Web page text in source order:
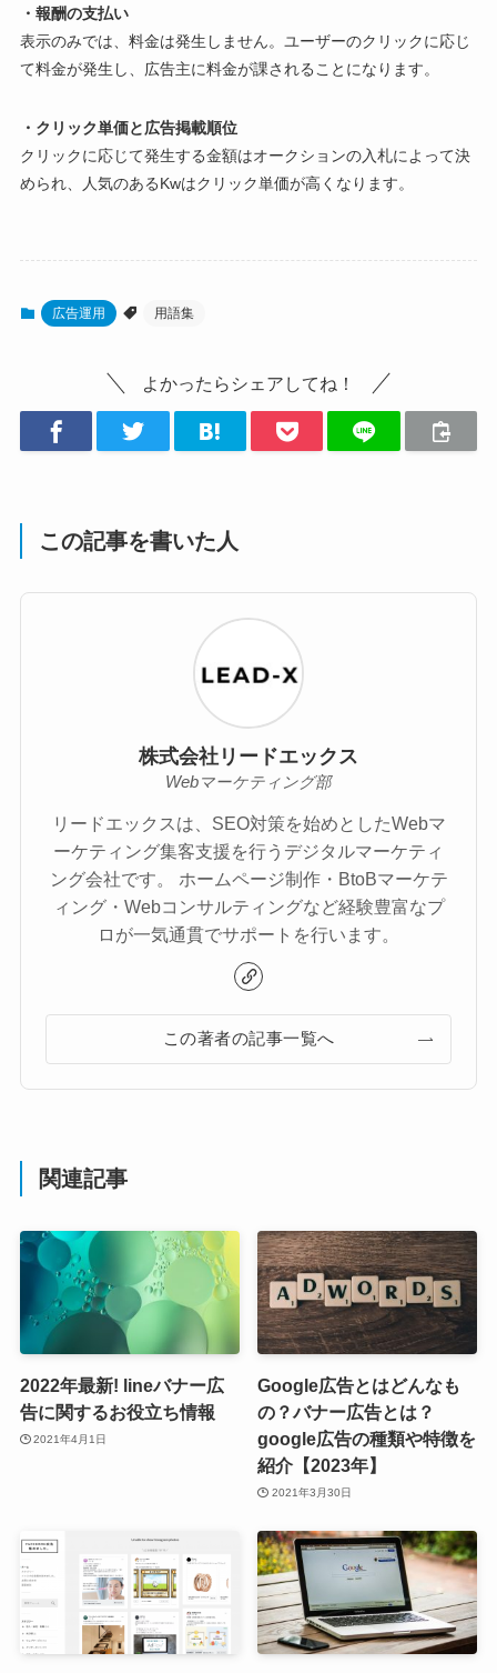
・報酬の支払い
表示のみでは、料金は発生しません。ユーザーのクリックに応じ
て料金が発生し、広告主に料金が課されることになります。
・クリック単価と広告掲載順位
クリックに応じて発生する金額はオークションの入札によって決
められ、人気のあるKwはクリック単価が高くなります。
広告運用 用語集
よかったらシェアしてね！
この記事を書いた人
株式会社リードエックス
Webマーケティング部
リードエックスは、SEO対策を始めとしたWebマ
ーケティング集客支援を行うデジタルマーケティ
ング会社です。 ホームページ制作・BtoBマーケテ
ィング・Webコンサルティングなど経験豊富なプ
ロが一気通貫でサポートを行います。
この著者の記事一覧へ
関連記事
2022年最新! lineバナー広
告に関するお役立ち情報
2021年4月1日
Google広告とはどんなも
の？バナー広告とは？
google広告の種類や特徴を
紹介【2023年】
2021年3月30日